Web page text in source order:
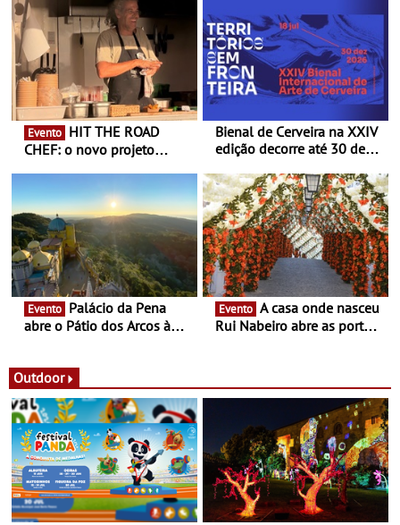
Evento
CHEF: o novo projeto
Queiroz Ribeiro - Um novo
conceito gastronómico
itinerante que percorre
Portugal
Bienal de Cerveira na XXIV
edição decorre até 30 de
enquanto “Territórios sem
Fronteira”
Evento
abre o Pátio dos Arcos à
Evento
Rui Nabeiro abre as portas
16 de agosto
Outdoor